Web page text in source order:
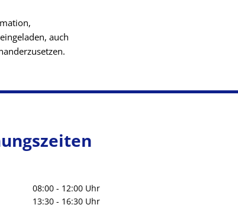
auch
08:00 - 12:00 Uhr
Von 08:00 bis 12:00 Uhr
13:30 - 16:30 Uhr